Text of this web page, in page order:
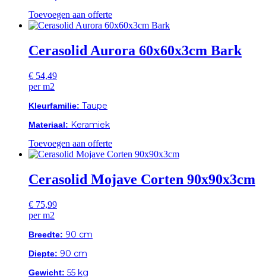
Toevoegen aan offerte
Cerasolid Aurora 60x60x3cm Bark
€ 54,49
per m2
Kleurfamilie: Taupe
Materiaal: Keramiek
Toevoegen aan offerte
Cerasolid Mojave Corten 90x90x3cm
€ 75,99
per m2
Breedte: 90 cm
Diepte: 90 cm
Gewicht: 55 kg